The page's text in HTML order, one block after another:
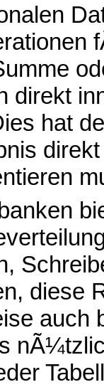
direkt
hat
diese
auch